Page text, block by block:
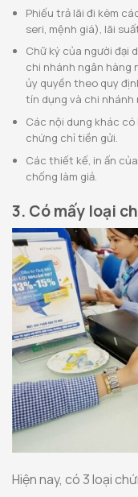
Phiếu trả lãi đi kèm
seri, mệnh giá), lãi
Chữ ký của người đại
chi nhánh ngân hàng
ủy quyền theo quy
tín dụng và chi nhánh
Các nội dung khác
chứng chỉ tiền gửi.
Các thiết kế, in ấn
chống làm giả.
3. Có mấy loại
Hiện nay, có 3 loại